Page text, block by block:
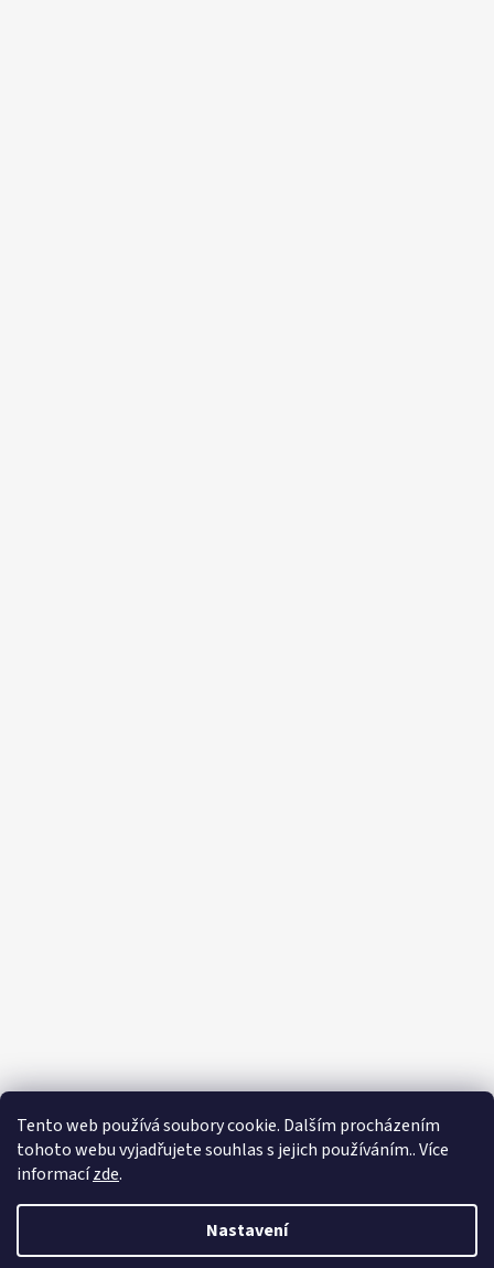
Tento web používá soubory cookie. Dalším procházením
tohoto webu vyjadřujete souhlas s jejich používáním.. Více
informacízde.
Nastavení